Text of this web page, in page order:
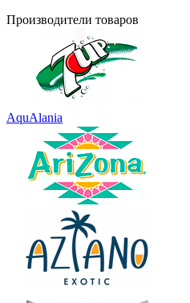
Производители товаров
AquAlania